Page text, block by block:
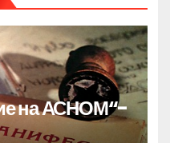
на АСНОМ“-